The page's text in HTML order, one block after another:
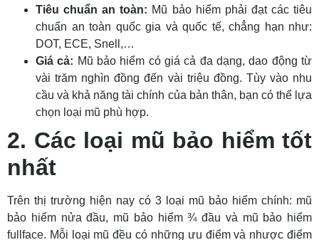
Tiêu chuẩn an toàn: Mũ bảo hiểm phải đạt các tiêu
chuẩn an toàn quốc gia và quốc tế, chẳng hạn như:
DOT, ECE, Snell,…
Giá cả: Mũ bảo hiểm có giá cả đa dạng, dao động từ
vài trăm nghìn đồng đến vài triệu đồng. Tùy vào nhu
cầu và khả năng tài chính của bản thân, bạn có thể lựa
chọn loại mũ phù hợp.
2. Các loại mũ bảo hiểm tốt
nhất
Trên thị trường hiện nay có 3 loại mũ bảo hiểm chính: mũ
bảo hiểm nửa đầu, mũ bảo hiểm ¾ đầu và mũ bảo hiểm
fullface. Mỗi loại mũ đều có những ưu điểm và nhược điểm